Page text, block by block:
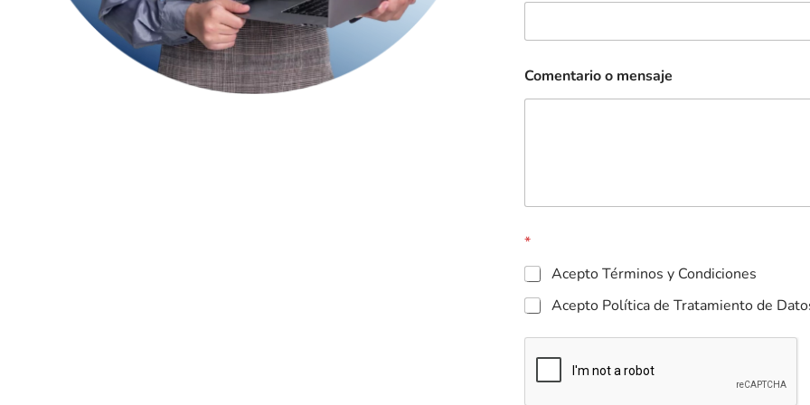
Comentario o mensaje
*
Acepto Términos y Condiciones
Acepto Política de Tratamiento de